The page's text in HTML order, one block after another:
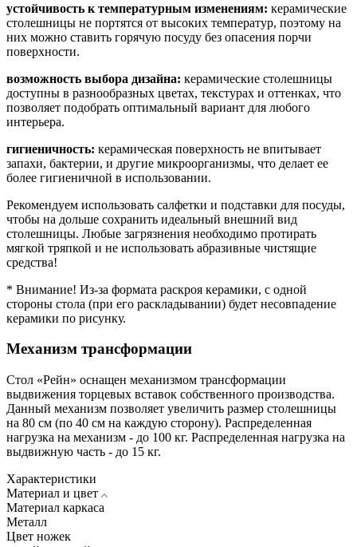
устойчивость к температурным изменениям: керамические
столешницы не портятся от высоких температур, поэтому на
них можно ставить горячую посуду без опасения порчи
поверхности.
возможность выбора дизайна: керамические столешницы
доступны в разнообразных цветах, текстурах и оттенках, что
позволяет подобрать оптимальный вариант для любого
интерьера.
гигиеничность: керамическая поверхность не впитывает
запахи, бактерии, и другие микроорганизмы, что делает ее
более гигиеничной в использовании.
Рекомендуем использовать салфетки и подставки для посуды,
чтобы на дольше сохранить идеальный внешний вид
столешницы. Любые загрязнения необходимо протирать
мягкой тряпкой и не использовать абразивные чистящие
средства!
* Внимание! Из-за формата раскроя керамики, с одной
стороны стола (при его раскладывании) будет несовпадение
керамики по рисунку.
Механизм трансформации
Стол «Рейн» оснащен механизмом трансформации
выдвижения торцевых вставок собственного производства.
Данный механизм позволяет увеличить размер столешницы
на 80 см (по 40 см на каждую сторону). Распределенная
нагрузка на механизм - до 100 кг. Распределенная нагрузка на
выдвижную часть - до 15 кг.
Характеристики
Материал и цвет
Материал каркаса
Металл
Цвет ножек